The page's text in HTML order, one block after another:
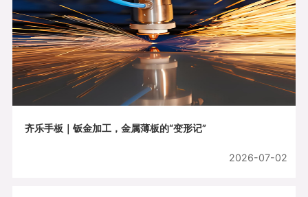
齐乐手板｜钣金加工，金属薄板的“变形记”
2026-07-02